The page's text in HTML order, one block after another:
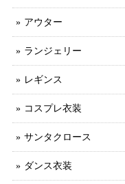
アウター
ランジェリー
レギンス
コスプレ衣装
サンタクロース
ダンス衣装